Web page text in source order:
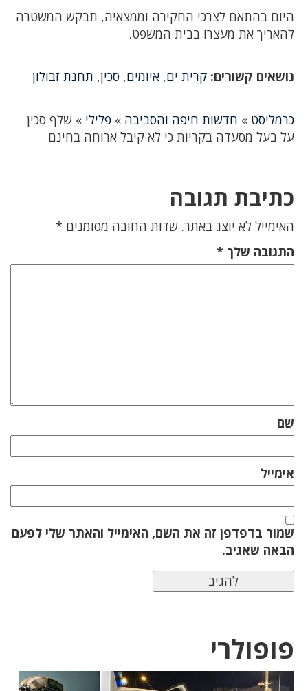
היום בהתאם לצרכי החקירה וממצאיה, תבקש המשטרה
להאריך את מעצרו בבית המשפט.
נושאים קשורים: קרית ים, איומים, סכין, תחנת זבולון
כרמליסט » חדשות חיפה והסביבה » פלילי » שלף סכין
על בעל מסעדה בקריות כי לא קיבל ארוחה בחינם
כתיבת תגובה
האימייל לא יוצג באתר. שדות החובה מסומנים *
התגובה שלך *
שם
אימייל
שמור בדפדפן זה את השם, האימייל והאתר שלי לפעם
הבאה שאגיב.
פופולרי